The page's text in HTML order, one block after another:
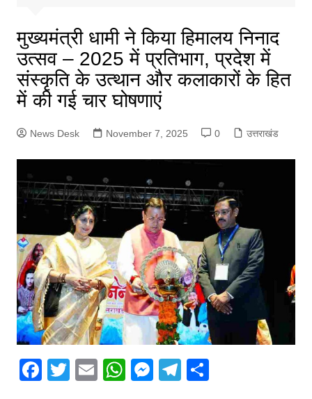
मुख्यमंत्री धामी ने किया हिमालय निनाद
उत्सव – 2025 में प्रतिभाग, प्रदेश में
संस्कृति के उत्थान और कलाकारों के हित
में की गई चार घोषणाएं
News Desk November 7, 2025 0 उत्तराखंड
F T E W M T S